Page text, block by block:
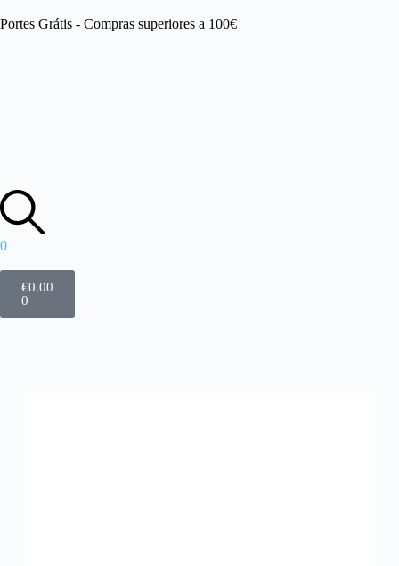
Portes Grátis - Compras superiores a 100€
0
€0.00
0